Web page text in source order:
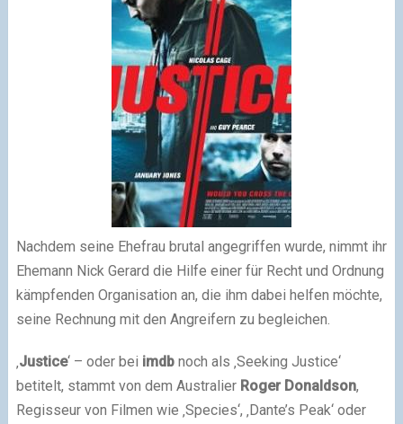
Nachdem seine Ehefrau brutal angegriffen wurde, nimmt ihr
Ehemann Nick Gerard die Hilfe einer für Recht und Ordnung
kämpfenden Organisation an, die ihm dabei helfen möchte,
seine Rechnung mit den Angreifern zu begleichen.
Justice‘ – oder bei imdbnoch als ‚Seeking Justice‘
betitelt, stammt von dem Australier Roger Donaldson,
Regisseur von Filmen wie ‚Species‘, ‚Dante’s Peak‘ oder